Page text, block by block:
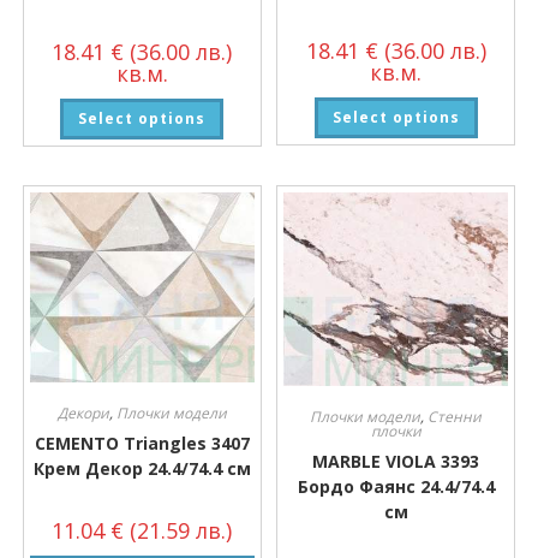
18.41 € (36.00 лв.)
кв.м.
Select options
18.41 € (36.00 лв.)
кв.м.
Select options
Декори, Плочки модели
CEMENTO Triangles 3407
Крем Декор 24.4/74.4 см
11.04 € (21.59 лв.)
Плочки модели, Стенни
плочки
MARBLE VIOLA 3393
Бордо Фаянс 24.4/74.4
см